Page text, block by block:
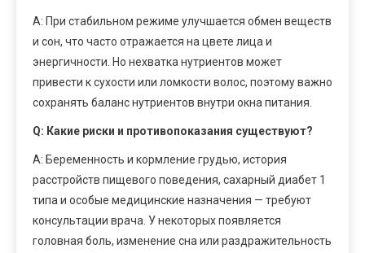
A: При стабильном режиме улучшается обмен веществ
и сон, что часто отражается на цвете лица и
энергичности. Но нехватка нутриентов может
привести к сухости или ломкости волос, поэтому важно
сохранять баланс нутриентов внутри окна питания.
Q: Какие риски и противопоказания существуют?
A: Беременность и кормление грудью, история
расстройств пищевого поведения, сахарный диабет 1
типа и особые медицинские назначения — требуют
консультации врача. У некоторых появляется
головная боль, изменение сна или раздражительность